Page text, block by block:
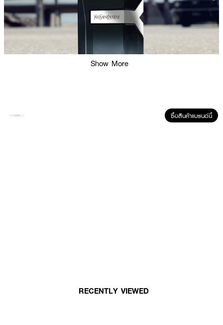
Show More
ซื้อสินค้าแบรนด์นี้
RECENTLY VIEWED